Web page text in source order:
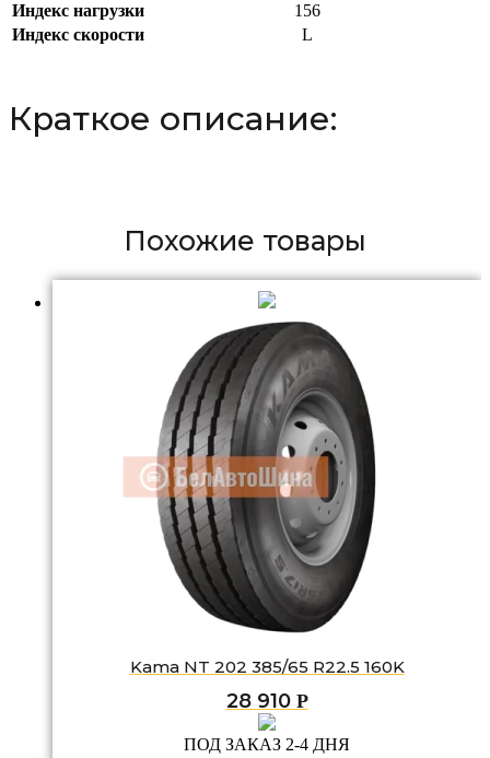
Индекс нагрузки
156
Индекс скорости
L
Краткое описание:
Похожие товары
Kama NT 202 385/65 R22.5 160K
28 910 Р
ПОД ЗАКАЗ 2-4 ДНЯ